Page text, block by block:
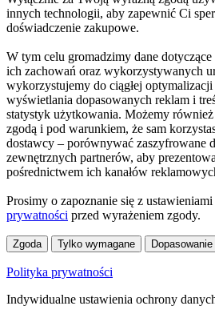
innych technologii, aby zapewnić Ci
doświadczenie zakupowe.
W tym celu gromadzimy dane
ich zachowań oraz wykorzystywanych
wykorzystujemy do ciągłej
wyświetlania dopasowanych reklam i
statystyk użytkowania. Możemy
zgodą i pod warunkiem, że sam
dostawcy – porównywać zaszyfrowane
zewnętrznych partnerów, aby
pośrednictwem ich kanałów
Prosimy o zapoznanie się z
prywatności przed wyrażeniem zgody.
Zgoda Tylko wymagane
Polityka prywatności
Indywidualne ustawienia ochrony